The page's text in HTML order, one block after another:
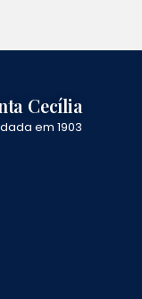
Cecília
em 1903